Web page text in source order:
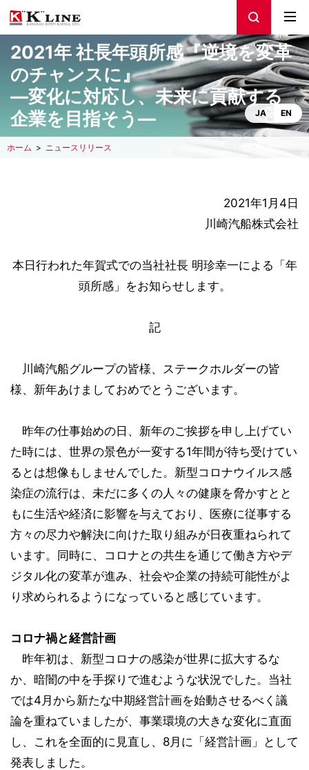
2021年 社長年頭所感『逆境を変革
のチャンスに』
―変化に対応し、未来に貢献する
企業を目指そう―
JA EN
ホーム ニュースリリース
2021年1月4日
川崎汽船株式会社
本日行われた年賀式での当社社長 明珍幸一による「年
頭所感」をお知らせします。
記
川崎汽船グループの皆様、ステークホルダーの皆
様、新年あけましておめでとうございます。
昨年の仕事始めの日、新年のご挨拶を申し上げてい
た時には、世界の景色が一変する1年間が待ち受けてい
るとは想像もしませんでした。新型コロナウイルス感
染症の流行は、未だに多くの人々の健康を脅かすとと
もに生活や経済に影響を与えており、医療に従事する
方々の尽力や解決に向けた取り組みが日夜重ねられて
います。同時に、コロナとの共生を通じて働き方やデ
ジタル化の変革が進み、社会や企業の持続可能性がよ
り求められるようになっていると感じています。
コロナ禍と経営計画
昨年初は、新型コロナの感染が世界に拡大するな
か、暗闇の中を手探りで進むような状況でした。当社
では4月から新たな中期経営計画を始動させるべく議
論を重ねていましたが、事業環境の大きな変化に直面
し、これを全面的に見直し、8月に「経営計画」として
発表しました。